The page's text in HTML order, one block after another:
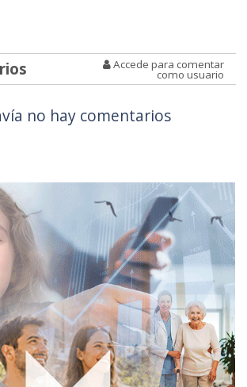
Accede para comentar
como usuario
no hay comentarios